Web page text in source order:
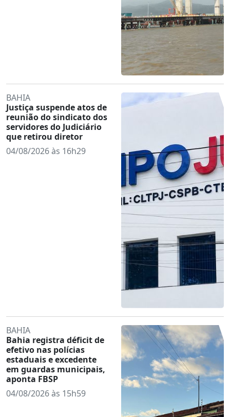
BAHIA
Justiça suspende atos de
reunião do sindicato dos
servidores do Judiciário
que retirou diretor
04/08/2026 às 16h29
BAHIA
Bahia registra déficit de
efetivo nas polícias
estaduais e excedente
em guardas municipais,
aponta FBSP
04/08/2026 às 15h59